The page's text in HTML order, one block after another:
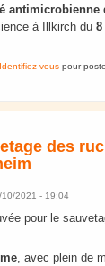
antimicrobienne
à Illkirch du 8
de la propolis et du
Identifiez-vous pour
des
2021 - 19:04
pour le
, avec plein de